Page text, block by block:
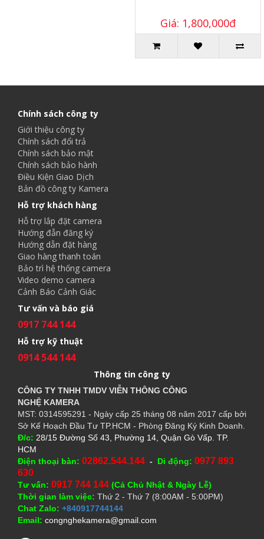
Giá: 1,800,000đ
Chính sách công ty
Giới thiệu công ty
Chính sách đổi trả
Chính sách bảo mật
Chính sách bảo hành
Điều Kiện Giao Dịch
Bản đồ công ty Kamera
Hỗ trợ khách hàng
Hỗ trợ lắp đặt camera
Hướng đẫn đăng ký
Hướng dẫn đặt hàng
Giao hàng thanh toán
Bảo trì hệ thống camera
Video demo camera
Cảnh Báo Cảnh Giác
Tư vấn và báo giá
0917 744 144
Hỗ trợ kỹ thuật
0914 544 144
Thông tin công ty
CÔNG TY TNHH TMDV VIỄN THÔNG CÔNG
NGHỆ KAMERA
MST: 0314595291 - Ngày cấp 25 tháng 08 năm 2017 cấp bởi
Sở Kế Hoạch Đầu Tư TP.HCM - Phòng Đăng Ký Kinh Doanh.
Đ/c: 28/15 Đường Số 43, Phường 14, Quận Gò Vấp. TP.
HCM
Điện thoại bàn: 02862.544.144 - Di động: 0977 893
630
Tư vấn: 0917 744 144 (Cả Chủ Nhật & Ngày Lễ)
Thời gian làm việc: Thứ 2 - Thứ 7 (8:00AM - 5:00PM)
Chat Zalo: +840917744144
Email: congnghekamera@gmail.com